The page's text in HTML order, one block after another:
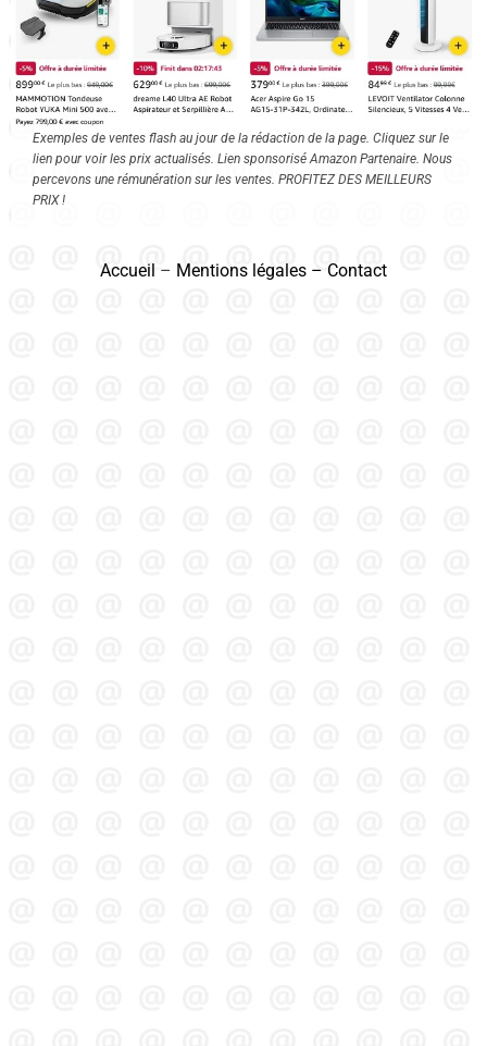
Exemples de ventes flash au jour de la rédaction de la page. Cliquez sur le
lien pour voir les prix actualisés. Lien sponsorisé Amazon Partenaire. Nous
percevons une rémunération sur les ventes. PROFITEZ DES MEILLEURS
PRIX !
Accueil – Mentions légales – Contact